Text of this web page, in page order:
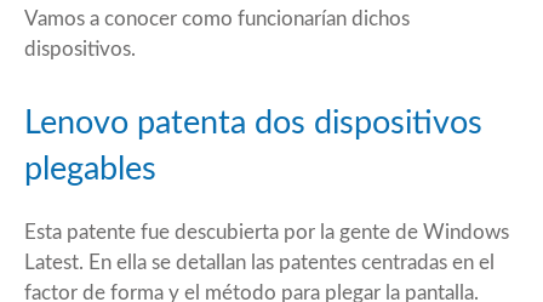
Vamos a conocer como funcionarían dichos
dispositivos.
Lenovo patenta dos dispositivos
plegables
Esta patente fue descubierta por la gente de Windows
Latest. En ella se detallan las patentes centradas en el
factor de forma y el método para plegar la pantalla.